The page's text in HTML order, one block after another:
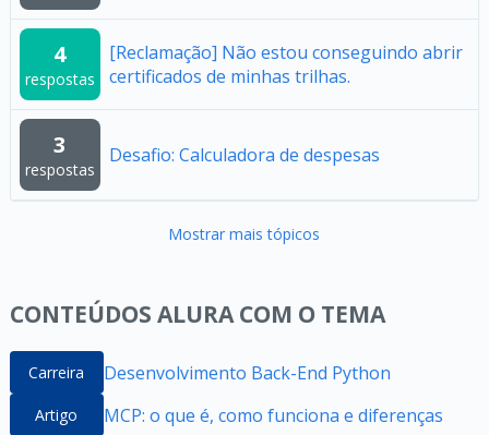
4
respostas
[Reclamação] Não estou conseguindo abrir
certificados de minhas trilhas.
3
respostas
Desafio: Calculadora de despesas
Mostrar mais tópicos
CONTEÚDOS ALURA COM O TEMA
Carreira Desenvolvimento Back-End Python
Artigo MCP: o que é, como funciona e diferenças